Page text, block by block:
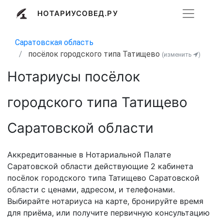
НОТАРИУСОВЕД.РУ
Саратовская область
посёлок городского типа Татищево (изменить )
Нотариусы посёлок
городского типа Татищево
Саратовской области
Аккредитованные в Нотариальной Палате
Саратовской области действующие 2 кабинета
посёлок городского типа Татищево Саратовской
области с ценами, адресом, и телефонами.
Выбирайте нотариуса на карте, бронируйте время
для приёма, или получите первичную консультацию